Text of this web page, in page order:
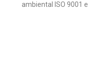
ambiental ISO 9001 e